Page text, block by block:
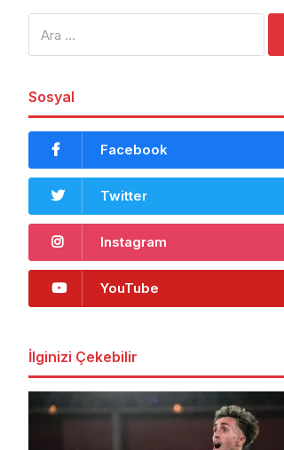
Sosyal
Facebook
Twitter
Instagram
YouTube
İlginizi Çekebilir